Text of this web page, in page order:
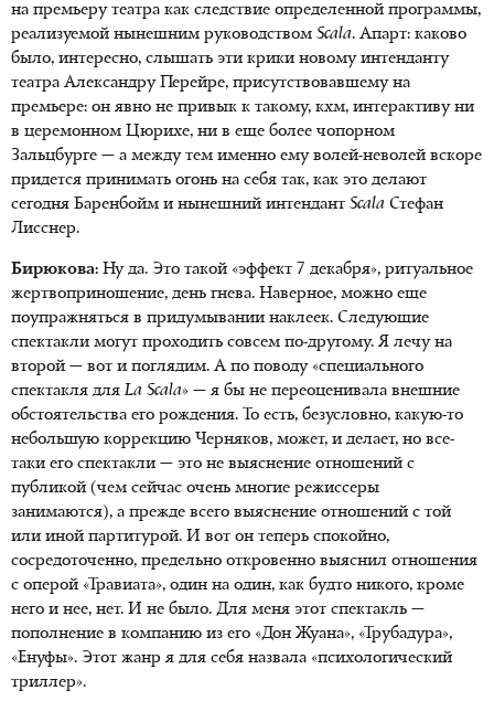
на премьеру театра как следствие определенной программы,
реализуемой нынешним руководством Scala. Апарт: каково
было, интересно, слышать эти крики новому интенданту
театра Александру Перейре, присутствовавшему на
премьере: он явно не привык к такому, кхм, интерактиву ни
в церемонном Цюрихе, ни в еще более чопорном
Зальцбурге — а между тем именно ему волей-неволей вскоре
придется принимать огонь на себя так, как это делают
сегодня Баренбойм и нынешний интендант Scala Стефан
Лисснер.
Бирюкова: Ну да. Это такой «эффект 7 декабря», ритуальное
жертвоприношение, день гнева. Наверное, можно еще
поупражняться в придумывании наклеек. Следующие
спектакли могут проходить совсем по-другому. Я лечу на
второй — вот и поглядим. А по поводу «специального
спектакля дляLa Scala» — я бы не переоценивала внешние
обстоятельства его рождения. То есть, безусловно, какую-то
небольшую коррекцию Черняков, может, и делает, но все-
таки его спектакли — это не выяснение отношений с
публикой (чем сейчас очень многие режиссеры
занимаются), а прежде всего выяснение отношений с той
или иной партитурой. И вот он теперь спокойно,
сосредоточенно, предельно откровенно выяснил отношения
с оперой «Травиата», один на один, как будто никого, кроме
него и нее, нет. И не было. Для меня этот спектакль —
пополнение в компанию из его «Дон Жуана», «Трубадура»,
«Енуфы». Этот жанр я для себя назвала «психологический
триллер».